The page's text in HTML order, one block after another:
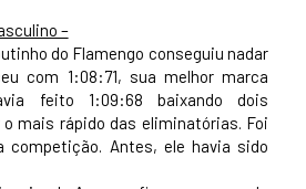
–
do Flamengo conseguiu nadar
com 1:08:71, sua melhor marca
feito 1:09:68 baixando dois
mais rápido das eliminatórias. Foi
competição. Antes, ele havia sido